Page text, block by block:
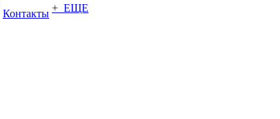
Контакты + ЕЩЕ